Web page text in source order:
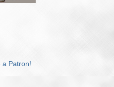
a Patron!